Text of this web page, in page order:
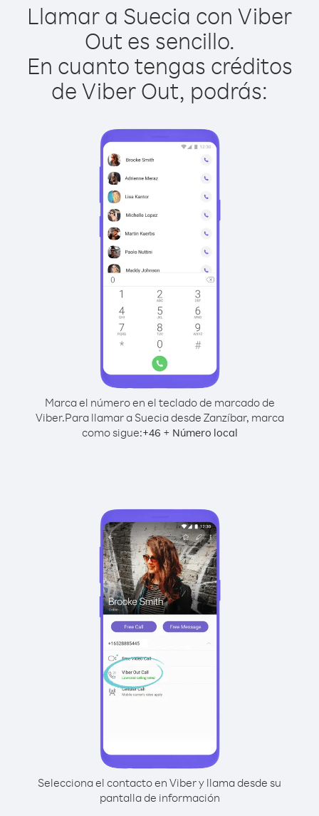
Llamar a Suecia con Viber
Out es sencillo.
En cuanto tengas créditos
de Viber Out, podrás:
Marca el número en el teclado de marcado de
Viber.Para llamar a Suecia desde Zanzíbar, marca
como sigue:+46 + Número local
Selecciona el contacto en Viber y llama desde su
pantalla de información